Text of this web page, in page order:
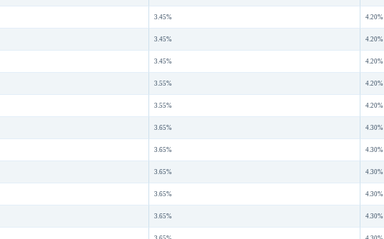
3.45% 4.20%
3.45% 4.20%
3.45% 4.20%
3.55% 4.20%
3.55% 4.20%
3.65% 4.30%
3.65% 4.30%
3.65% 4.30%
3.65% 4.30%
3.65% 4.30%